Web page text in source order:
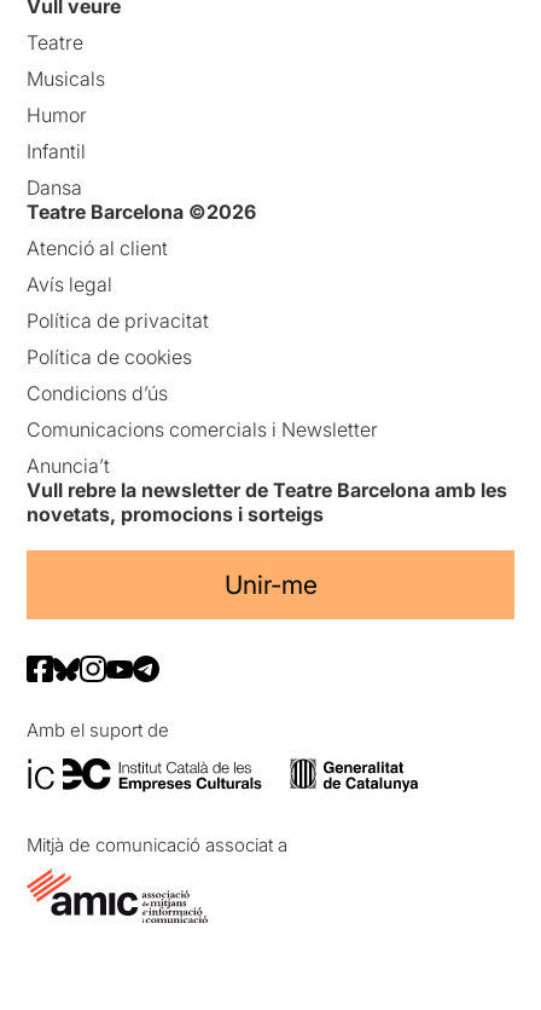
Vull veure
Teatre
Musicals
Humor
Infantil
Dansa
Teatre Barcelona ©2026
Atenció al client
Avís legal
Política de privacitat
Política de cookies
Condicions d’ús
Comunicacions comercials i Newsletter
Anuncia’t
Vull rebre la newsletter de Teatre Barcelona amb les
novetats, promocions i sorteigs
Unir-me
Amb el suport de
Mitjà de comunicació associat a